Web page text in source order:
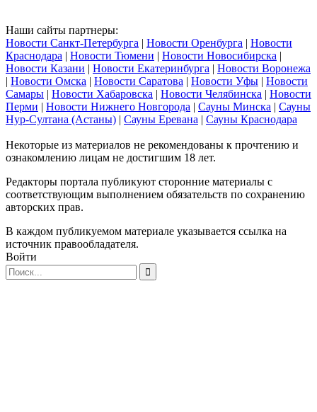
Наши сайты партнеры:
Новости Санкт-Петербурга | Новости Оренбурга | Новости
Краснодара | Новости Тюмени | Новости Новосибирска |
Новости Казани | Новости Екатеринбурга | Новости Воронежа
| Новости Омска | Новости Саратова | Новости Уфы | Новости
Самары | Новости Хабаровска | Новости Челябинска | Новости
Перми | Новости Нижнего Новгорода | Сауны Минска | Сауны
Нур-Султана (Астаны) | Сауны Еревана | Сауны Краснодара
Некоторые из материалов не рекомендованы к прочтению и
ознакомлению лицам не достигшим 18 лет.
Редакторы портала публикуют сторонние материалы с
соответствующим выполнением обязательств по сохранению
авторских прав.
В каждом публикуемом материале указывается ссылка на
источник правообладателя.
Войти